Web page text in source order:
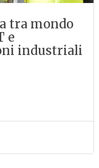
tra mondo
e
industriali